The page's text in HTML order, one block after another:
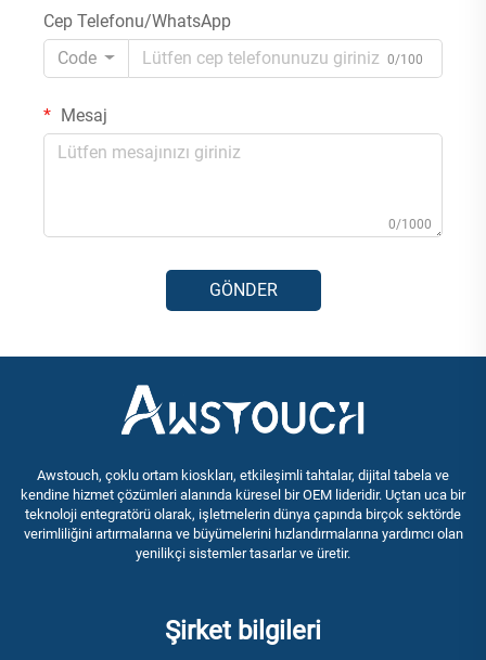
Cep Telefonu/WhatsApp
Code
0/100
Mesaj
0/1000
GÖNDER
Awstouch, çoklu ortam kioskları, etkileşimli tahtalar, dijital tabela ve
kendine hizmet çözümleri alanında küresel bir OEM lideridir. Uçtan uca bir
teknoloji entegratörü olarak, işletmelerin dünya çapında birçok sektörde
verimliliğini artırmalarına ve büyümelerini hızlandırmalarına yardımcı olan
yenilikçi sistemler tasarlar ve üretir.
Şirket bilgileri